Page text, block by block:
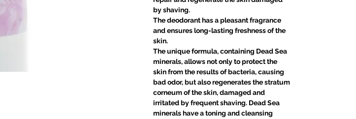
by shaving.
The deodorant has a pleasant fragrance
and ensures long-lasting freshness of the
skin.
The unique formula, containing Dead Sea
minerals, allows not only to protect the
skin from the results of bacteria, causing
bad odor, but also regenerates the stratum
corneum of the skin, damaged and
irritated by frequent shaving. Dead Sea
minerals have a toning and cleansing